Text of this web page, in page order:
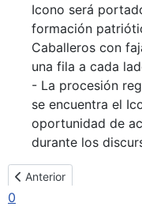
Icono será
formación
Caballeros con
una fila a cada
- La procesión
se encuentra el
oportunidad de
durante los
0
Artículo anterior:
Anterior